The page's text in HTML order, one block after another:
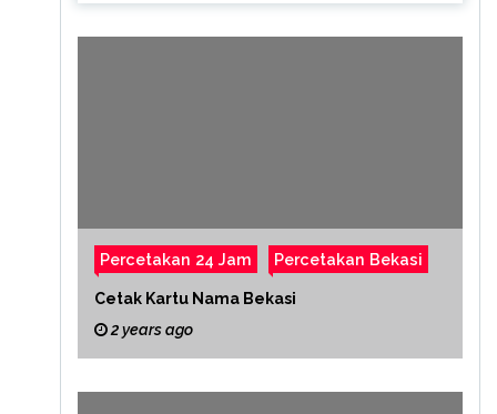
Percetakan 24 Jam Percetakan Bekasi
Cetak Kartu Nama Bekasi
2 years ago